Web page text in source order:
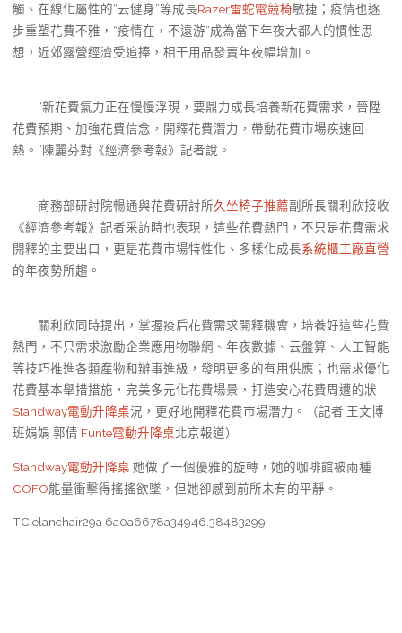
觸、在線化屬性的“云健身”等成長Razer雷蛇電競椅敏捷；疫情也逐
步重塑花費不雅，“疫情在，不遠游”成為當下年夜大都人的慣性思
想，近郊露營經濟受追捧，相干用品發賣年夜幅增加。
“新花費氣力正在慢慢浮現，要鼎力成長培養新花費需求，晉陞
花費預期、加強花費信念，開釋花費潛力，帶動花費市場疾速回
熱。”陳麗芬對《經濟參考報》記者說。
商務部研討院暢通與花費研討所久坐椅子推薦副所長關利欣接收
《經濟參考報》記者采訪時也表現，這些花費熱門，不只是花費需求
開釋的主要出口，更是花費市場特性化、多樣化成長系統櫃工廠直營
的年夜勢所趨。
關利欣同時提出，掌握疫后花費需求開釋機會，培養好這些花費
熱門，不只需求激勵企業應用物聯網、年夜數據、云盤算、人工智能
等技巧推進各類產物和辦事進級，發明更多的有用供應；也需求優化
花費基本舉措措施，完美多元化花費場景，打造安心花費周遭的狀
Standway電動升降桌況，更好地開釋花費市場潛力。（記者 王文博
班娟娟 郭倩 Funte電動升降桌北京報道）
Standway電動升降桌 她做了一個優雅的旋轉，她的咖啡館被兩種
COFO能量衝擊得搖搖欲墜，但她卻感到前所未有的平靜。
TC:elanchair29a 6a0a6678a34946.38483299